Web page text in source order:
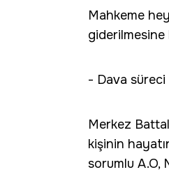
Mahkeme
giderilmesine
- Dava süreci
Merkez
kişinin
sorumlu A.O,